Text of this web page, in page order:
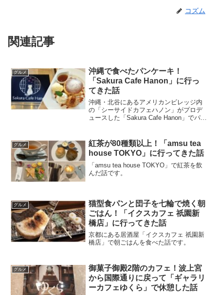
コズム
関連記事
グルメ
沖縄で食べたパンケーキ！
「Sakura Cafe Hanon」に行っ
てきた話
沖縄・北谷にあるアメリカンビレッジ内
の「シーサイドカフェハノン」がプロデ
ュースした「Sakura Cafe Hanon」でパン
グルメ
紅茶が80種類以上！「amsu tea
house TOKYO」に行ってきた話
「amsu tea house TOKYO」で紅茶を飲
んだ話です。
グルメ
猫型食パンと団子を七輪で焼く朝
ごはん！「イクスカフェ 祇園新
橋店」に行ってきた話
京都にある居酒屋「イクスカフェ 祇園新
橋店」で朝ごはんを食べた話です。
グルメ
御菓子御殿2階のカフェ！波上宮
から国際通りに戻って「ギャラリ
ーカフェゆくら」で休憩した話